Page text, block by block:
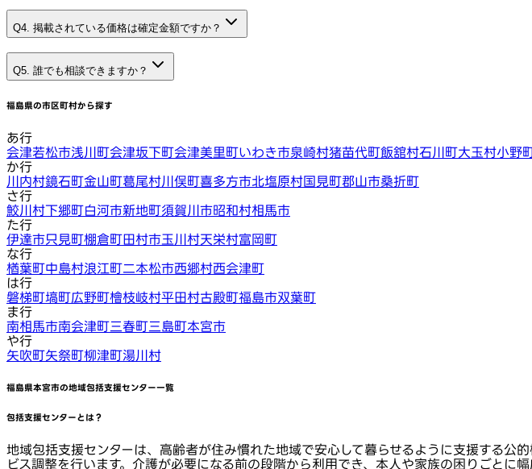
Q4. 掲載されている価格は確定金額ですか？
Q5. 誰でも相談できますか？
福島県の市区町村から探す
あ行
会津若松市浅川町会津坂下町会津美里町いわき市泉崎村猪苗代町飯舘村石川町大玉村小野
か行
川内村鏡石町金山町葛尾村川俣町喜多方市北塩原村国見町郡山市桑折町
さ行
鮫川村下郷町白河市新地町須賀川市昭和村相馬市
た行
伊達市只見町棚倉町田村市玉川村天栄村富岡町
な行
楢葉町中島村浪江町二本松市西郷村西会津町
は行
磐梯町塙町広野町檜枝岐村平田村古殿町福島市双葉町
ま行
南相馬市南会津町三春町三島町本宮市
や行
矢吹町矢祭町柳津町湯川村
福島県本宮市の地域包括支援センター一覧
包括支援センターとは？
地域包括支援センターは、高齢者が住み慣れた地域で安心して暮らせるように支援する公
ビス調整を行います。介護が必要になる前の段階から利用でき、本人や家族の困りごとに